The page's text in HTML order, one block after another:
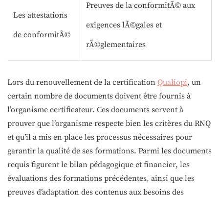
Les attestations
de conformitÃ©
Preuves de la conformitÃ© aux
exigences lÃ©gales et
rÃ©glementaires
Lors du renouvellement de la certification Qualiopi, un
certain nombre de documents doivent être fournis à
l’organisme certificateur. Ces documents servent à
prouver que l’organisme respecte bien les critères du RNQ
et qu’il a mis en place les processus nécessaires pour
garantir la qualité de ses formations. Parmi les documents
requis figurent le bilan pédagogique et financier, les
évaluations des formations précédentes, ainsi que les
preuves d’adaptation des contenus aux besoins des